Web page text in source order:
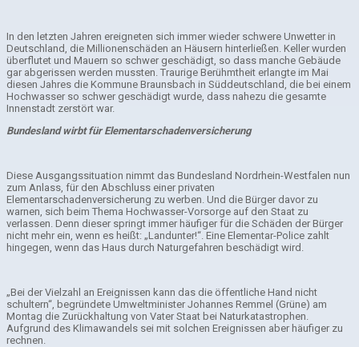
In den letzten Jahren ereigneten sich immer wieder schwere Unwetter in
Deutschland, die Millionenschäden an Häusern hinterließen. Keller wurden
überflutet und Mauern so schwer geschädigt, so dass manche Gebäude
gar abgerissen werden mussten. Traurige Berühmtheit erlangte im Mai
diesen Jahres die Kommune Braunsbach in Süddeutschland, die bei einem
Hochwasser so schwer geschädigt wurde, dass nahezu die gesamte
Innenstadt zerstört war.
Bundesland wirbt für Elementarschadenversicherung
Diese Ausgangssituation nimmt das Bundesland Nordrhein-Westfalen nun
zum Anlass, für den Abschluss einer privaten
Elementarschadenversicherung zu werben. Und die Bürger davor zu
warnen, sich beim Thema Hochwasser-Vorsorge auf den Staat zu
verlassen. Denn dieser springt immer häufiger für die Schäden der Bürger
nicht mehr ein, wenn es heißt: „Landunter!“. Eine Elementar-Police zahlt
hingegen, wenn das Haus durch Naturgefahren beschädigt wird.
„Bei der Vielzahl an Ereignissen kann das die öffentliche Hand nicht
schultern“, begründete Umweltminister Johannes Remmel (Grüne) am
Montag die Zurückhaltung von Vater Staat bei Naturkatastrophen.
Aufgrund des Klimawandels sei mit solchen Ereignissen aber häufiger zu
rechnen.